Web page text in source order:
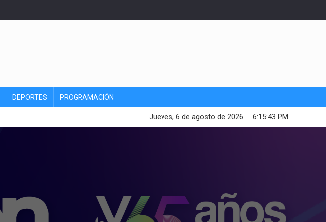
DEPORTES PROGRAMACIÓN
6:15:45 PM
Jueves, 6 de agosto de 2026